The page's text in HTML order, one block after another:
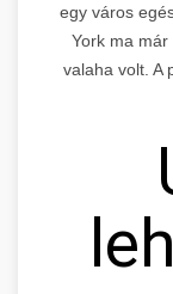
egy város
York ma
valaha volt. A